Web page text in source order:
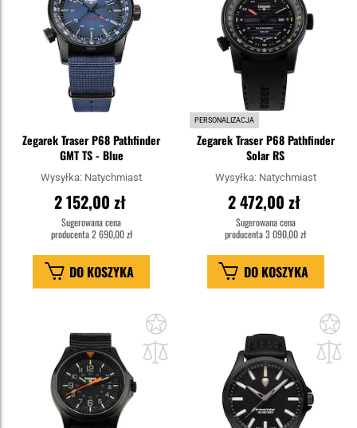
Zegarek Traser P68 Pathfinder
GMT TS - Blue
Wysyłka: Natychmiast
2 152,00 zł
Sugerowana cena
producenta2 690,00 zł
DO KOSZYKA
PERSONALIZACJA
Zegarek Traser P68 Pathfinder
Solar RS
Wysyłka: Natychmiast
2 472,00 zł
Sugerowana cena
producenta3 090,00 zł
DO KOSZYKA
Dodaj
do
schowka
do